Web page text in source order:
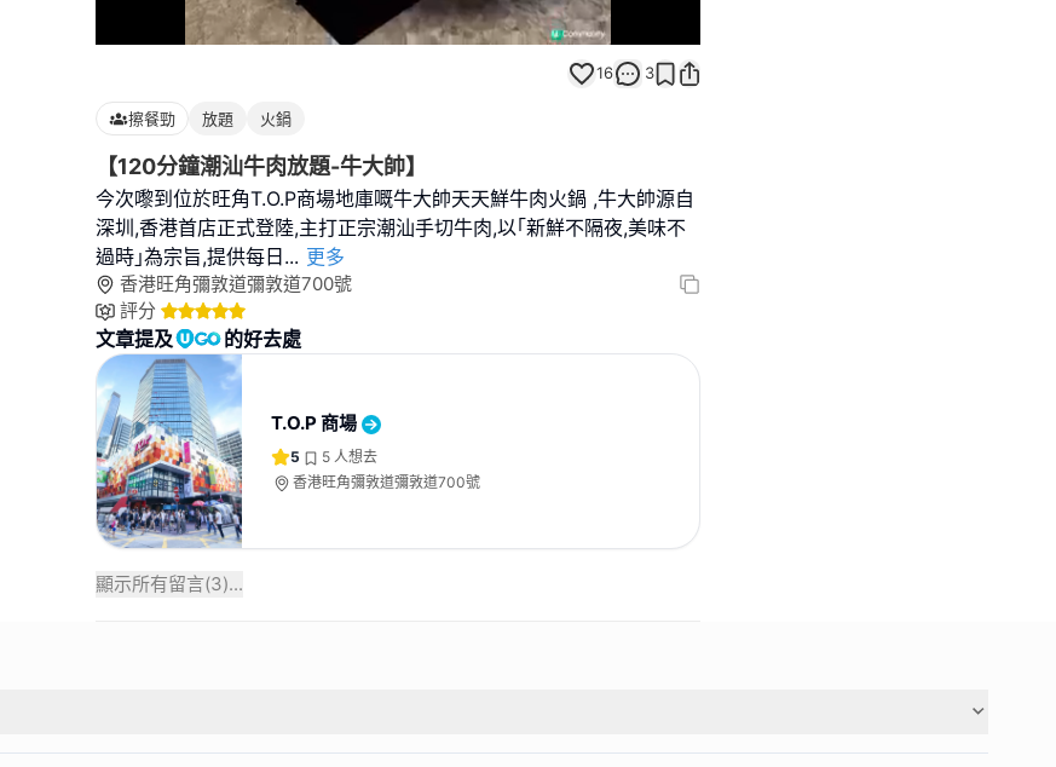
Loaded:
100.00%
16 3
擦餐勁 放題 火鍋
【120分鐘潮汕牛肉放題-牛大帥】
今次嚟到位於旺角T.O.P商場地庫嘅牛大帥天天鮮牛肉火鍋 ,牛大帥源自
深圳,香港首店正式登陸,主打正宗潮汕手切牛肉,以｢新鮮不隔夜,美味不
過時｣為宗旨,提供每日 ... 更多
香港旺角彌敦道彌敦道700號
評分
文章提及 的好去處
T.O.P 商場
5 5 人想去
香港旺角彌敦道彌敦道700號
顯示所有留言(3)...